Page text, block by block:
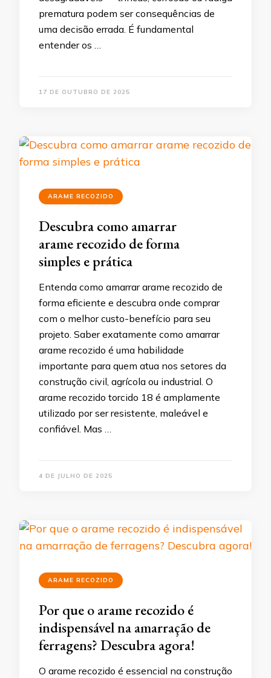
prematura podem ser consequências de
uma decisão errada. É fundamental
entender os …
17 DE OUTUBRO DE 2025
ARAME RECOZIDO
Descubra como amarrar
arame recozido de forma
simples e prática
Entenda como amarrar arame recozido de
forma eficiente e descubra onde comprar
com o melhor custo-benefício para seu
projeto. Saber exatamente como amarrar
arame recozido é uma habilidade
importante para quem atua nos setores da
construção civil, agrícola ou industrial. O
arame recozido torcido 18 é amplamente
utilizado por ser resistente, maleável e
confiável. Mas …
4 DE JULHO DE 2025
ARAME RECOZIDO
Por que o arame recozido é
indispensável na amarração de
ferragens? Descubra agora!
O arame recozido é essencial na construção